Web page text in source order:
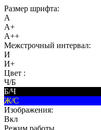
Размер шрифта:
A
A+
A++
Межстрочный интервал:
И
И+
Цвет :
Ч/Б
Б/Ч
Ж/С
Изображения:
Вкл
Режим работы